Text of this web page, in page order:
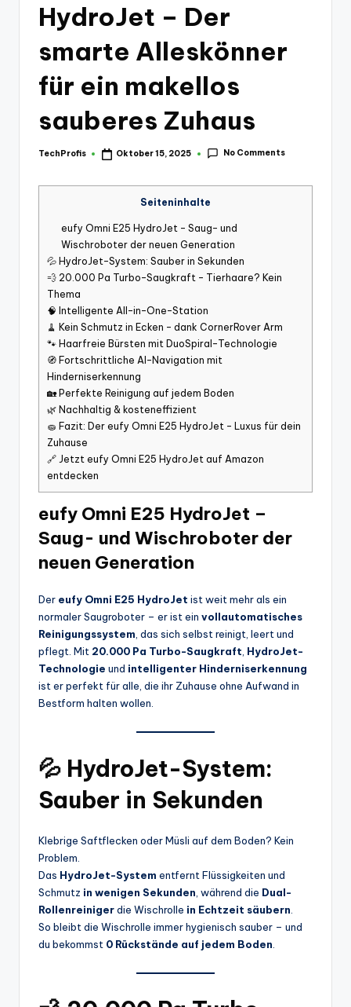
HydroJet – Der
smarte Alleskönner
für ein makellos
sauberes Zuhaus
Posted
TechProfis Oktober 15, 2025 No Comments
Seiteninhalte
eufy Omni E25 HydroJet – Saug- und
Wischroboter der neuen Generation
💦 HydroJet-System: Sauber in Sekunden
💨 20.000 Pa Turbo-Saugkraft – Tierhaare? Kein
Thema
🧠 Intelligente All-in-One-Station
🧹 Kein Schmutz in Ecken – dank CornerRover Arm
🐾 Haarfreie Bürsten mit DuoSpiral-Technologie
🧭 Fortschrittliche AI-Navigation mit
Hinderniserkennung
🏡 Perfekte Reinigung auf jedem Boden
🌿 Nachhaltig & kosteneffizient
🧽 Fazit: Der eufy Omni E25 HydroJet – Luxus für dein
Zuhause
🔗 Jetzt eufy Omni E25 HydroJet auf Amazon
entdecken
eufy Omni E25 HydroJet –
Saug- und Wischroboter der
neuen Generation
Der eufy Omni E25 HydroJet ist weit mehr als ein
normaler Saugroboter – er ist ein vollautomatisches
Reinigungssystem , das sich selbst reinigt, leert und
pflegt. Mit 20.000 Pa Turbo-Saugkraft HydroJet-
Technologie und intelligenter Hinderniserkennung
ist er perfekt für alle, die ihr Zuhause ohne Aufwand in
Bestform halten wollen.
💦 HydroJet-System:
Sauber in Sekunden
Klebrige Saftflecken oder Müsli auf dem Boden? Kein
Problem.
Das HydroJet-System entfernt Flüssigkeiten und
Schmutz in wenigen Sekunden , während die Dual-
Rollenreinigerdie Wischrolle in Echtzeit säubern
So bleibt die Wischrolle immer hygienisch sauber – und
du bekommst 0 Rückstände auf jedem Boden